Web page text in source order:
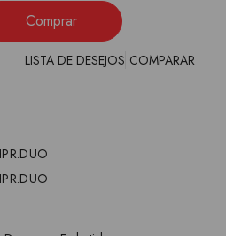
Comprar
LISTA DE DESEJOS COMPARAR